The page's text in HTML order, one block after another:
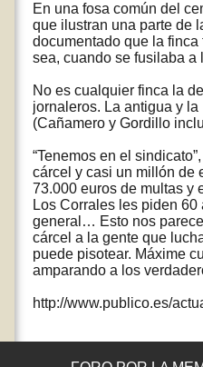
En una fosa común del
que ilustran una parte de
documentado que la
sea, cuando se fusilaba a
No es cualquier finca la
jornaleros. La antigua y
(Cañamero y Gordillo
“Tenemos en el
cárcel y casi un millón de
73.000 euros de multas y
Los Corrales les piden
general… Esto nos
cárcel a la gente que
puede pisotear. Máxime
amparando a los
http://www.publico.es/